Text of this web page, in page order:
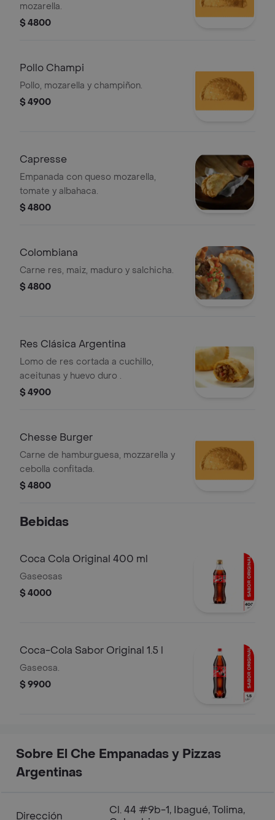
mozarella.
$ 4800
Pollo Champi
Pollo, mozarella y champiñon.
$ 4900
Capresse
Empanada con queso mozarella,
tomate y albahaca.
$ 4800
Colombiana
Carne res, maiz, maduro y salchicha.
$ 4800
Res Clásica Argentina
Lomo de res cortada a cuchillo,
aceitunas y huevo duro .
$ 4900
Chesse Burger
Carne de hamburguesa, mozzarella y
cebolla confitada.
$ 4800
Bebidas
Coca Cola Original 400 ml
Gaseosas
$ 4000
Coca-Cola Sabor Original 1.5 l
Gaseosa.
$ 9900
Sobre El Che Empanadas y Pizzas
Argentinas
Dirección
Cl. 44 #9b-1, Ibagué, Tolima,